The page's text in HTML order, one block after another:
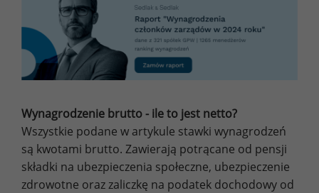
Wynagrodzenie brutto - ile to jest netto?
Wszystkie podane w artykule stawki wynagrodzeń
są kwotami brutto. Zawierają potrącane od pensji
składki na ubezpieczenia społeczne, ubezpieczenie
zdrowotne oraz zaliczkę na podatek dochodowy od